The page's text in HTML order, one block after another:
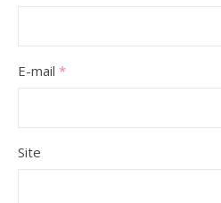
E-mail *
Site